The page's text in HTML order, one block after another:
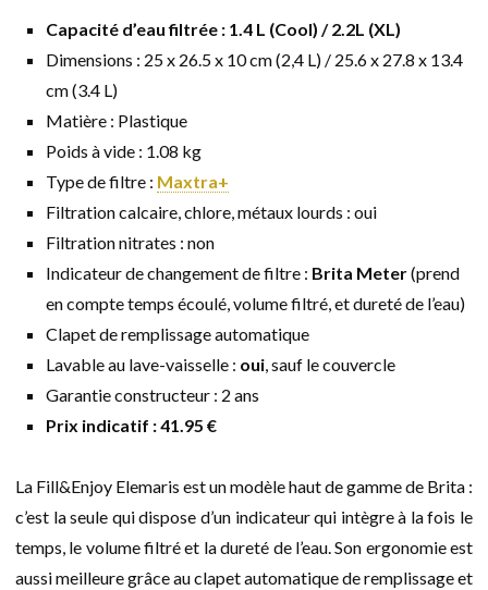
Capacité d’eau filtrée : 1.4 L (Cool) / 2.2L (XL)
Dimensions : 25 x 26.5 x 10 cm (2,4 L) / 25.6 x 27.8 x 13.4
cm (3.4 L)
Matière : Plastique
Poids à vide : 1.08 kg
Type de filtre : Maxtra+
Filtration calcaire, chlore, métaux lourds : oui
Filtration nitrates : non
Indicateur de changement de filtre : Brita Meter(prend
en compte temps écoulé, volume filtré, et dureté de l’eau)
Clapet de remplissage automatique
Lavable au lave-vaisselle : oui , sauf le couvercle
Garantie constructeur : 2 ans
Prix indicatif : 41.95 €
La Fill&Enjoy Elemaris est un modèle haut de gamme de Brita :
c’est la seule qui dispose d’un indicateur qui intègre à la fois le
temps, le volume filtré et la dureté de l’eau. Son ergonomie est
aussi meilleure grâce au clapet automatique de remplissage et